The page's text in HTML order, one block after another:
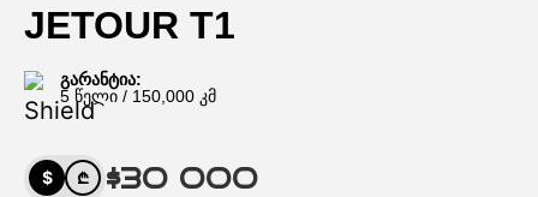
JETOUR T1
გარანტია:
5 წელი / 150,000 კმ
$ ₾ $30 000